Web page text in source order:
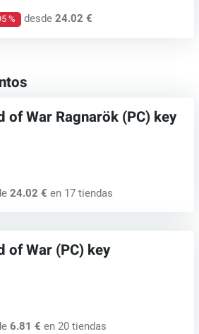
% desde24.02 €
of War Ragnarök (PC) key
24.02 € en 17 tiendas
of War (PC) key
6.81 € en 20 tiendas